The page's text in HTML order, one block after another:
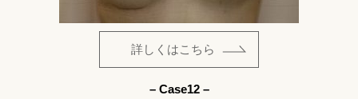
詳しくはこちら
– Case12 –